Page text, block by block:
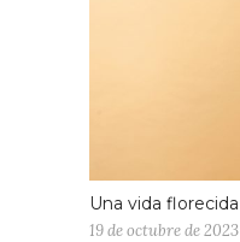
Una vida florecida
19 de octubre de 2023